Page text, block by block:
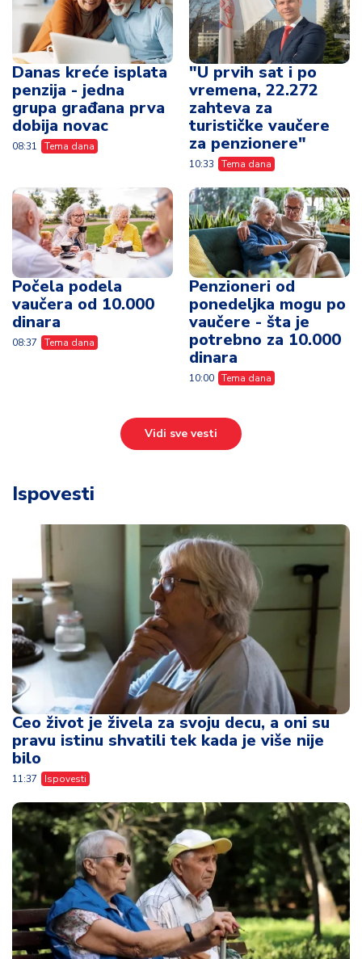
Danas kreće isplata
penzija - jedna
grupa građana prva
dobija novac
08:31 Tema dana
"U prvih sat i po
vremena, 22.272
zahteva za
turističke vaučere
za penzionere"
10:33 Tema dana
Počela podela
vaučera od 10.000
dinara
08:37 Tema dana
Penzioneri od
ponedeljka mogu po
vaučere - šta je
potrebno za 10.000
dinara
10:00 Tema dana
Vidi sve vesti
Ispovesti
Ceo život je živela za svoju decu, a oni su
pravu istinu shvatili tek kada je više nije
bilo
11:37 Ispovesti